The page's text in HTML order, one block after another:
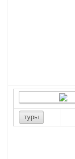
туры